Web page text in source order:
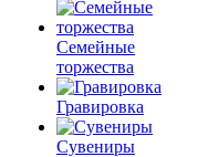
Семейные
торжества
Гравировка
Сувениры